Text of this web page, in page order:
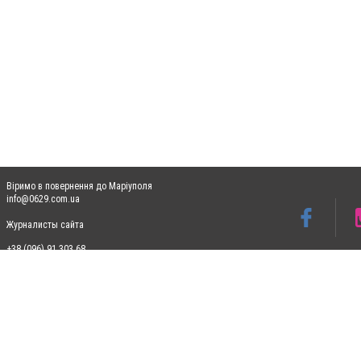
Віримо в повернення до Маріуполя
info@0629.com.ua
Журналисты сайта
+38 (096) 91 303 68